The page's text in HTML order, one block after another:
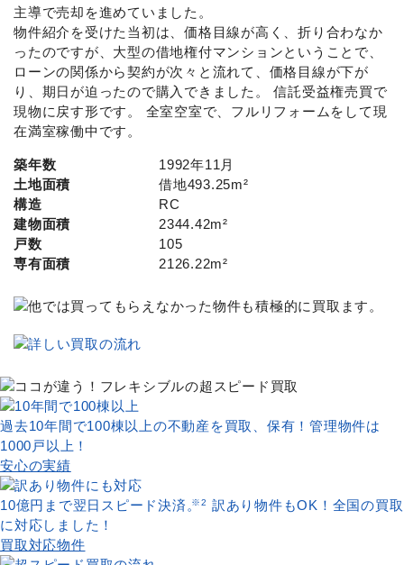
主導で売却を進めていました。
物件紹介を受けた当初は、価格目線が高く、折り合わなか
ったのですが、大型の借地権付マンションということで、
ローンの関係から契約が次々と流れて、価格目線が下が
り、期日が迫ったので購入できました。 信託受益権売買で
現物に戻す形です。 全室空室で、フルリフォームをして現
在満室稼働中です。
築年数
1992年11月
土地面積
借地493.25m²
構造
RC
建物面積
2344.42m²
戸数
105
専有面積
2126.22m²
過去10年間で100棟以上の不動産を買取、保有！管理物件は
1000戸以上！
安心の実績
10億円まで翌日スピード決済。※2
訳あり物件もOK！全国の買取
に対応しました！
買取対応物件